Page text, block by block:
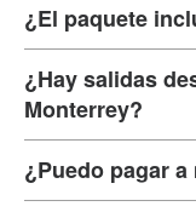
¿El paquete
¿Hay salidas
Monterrey?
¿Puedo pagar